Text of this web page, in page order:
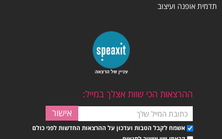
תדמית אופנה ועיצוב
ההרצאות הכי שוות אצלך במייל:
אשמח לקבל הטבות ועדכון על ההרצאות החדשות לפני כולם